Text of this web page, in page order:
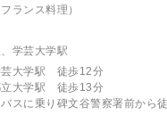
ランス料理）
学芸大学駅
大学駅 徒歩12分
大学駅 徒歩13分
スに乗り碑文谷警察署前から